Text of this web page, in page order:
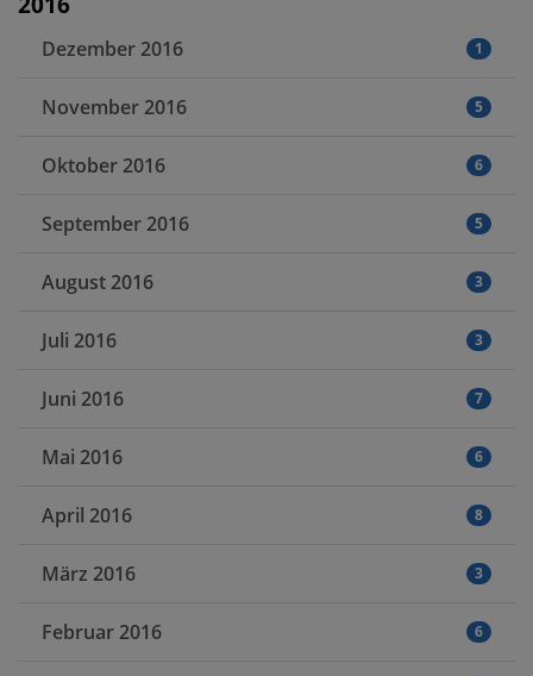
Dezember 2016 1
November 2016 5
Oktober 2016 6
September 2016 5
August 2016 3
Juli 2016 3
Juni 2016 7
Mai 2016 6
April 2016 8
März 2016 3
Februar 2016 6